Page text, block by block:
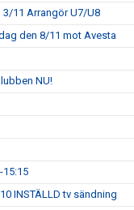
11 Arrangör U7/U8
den 8/11 mot Avesta
NU!
15:15
INSTÄLLD tv sändning